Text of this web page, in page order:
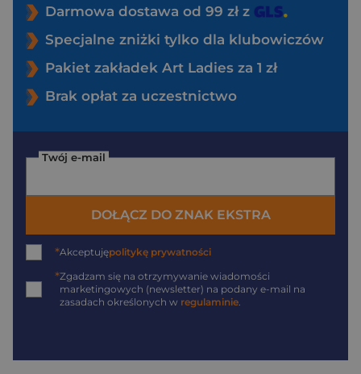
Darmowa dostawa od 99 zł z
Specjalne zniżki tylko dla klubowiczów
Pakiet zakładek Art Ladies za 1 zł
Brak opłat za uczestnictwo
Twój e-mail
DOŁĄCZ DO ZNAK EKSTRA
*Akceptujępolitykę prywatności
*Zgadzam się na otrzymywanie wiadomości
marketingowych (newsletter) na podany e-mail na
zasadach określonych w regulaminie